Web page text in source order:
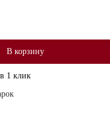
В корзину
1 клик